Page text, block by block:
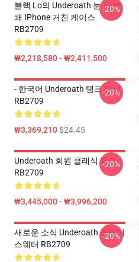
블랙 Lo의 Underoath 눈 먼 불
쾌 IPhone 거친 케이스
RB2709
₩2,218,580 - ₩2,411,500
-20%
- 한국어 Underoath 탱크 정상
RB2709
₩3,369,210$24.45
-20%
Underoath 회원 클래식 머그
RB2709
₩3,445,000 - ₩3,996,200
-20%
새로운 소식 Underoath 스웨터
스웨터 RB2709
-20%